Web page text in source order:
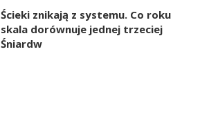
Ścieki znikają z systemu. Co roku
skala dorównuje jednej trzeciej
Śniardw